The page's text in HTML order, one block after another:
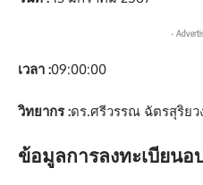
-
เวลา :09:00:00
วิทยากร :ดร.ศรีวรรณ ฉัตรสุริยว
ข้อมูลการลงทะเบียนอบ